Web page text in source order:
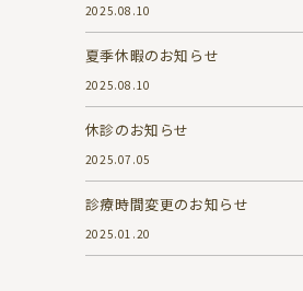
2025.08.10
夏季休暇のお知らせ
2025.08.10
休診のお知らせ
2025.07.05
診療時間変更のお知らせ
2025.01.20